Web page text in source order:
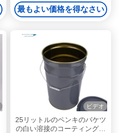
する
最もよい価格を得なさい
ビデオ
25リットルのペンキのバケツ
の白い溶接のコーティングの